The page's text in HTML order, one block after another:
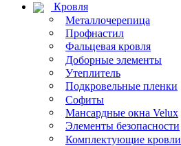
Кровля
Металлочерепица
Профнастил
Фальцевая кровля
Доборные элементы
Утеплитель
Подкровельные пленки
Софиты
Мансардные окна Velux
Элементы безопасности
Комплектующие кровли